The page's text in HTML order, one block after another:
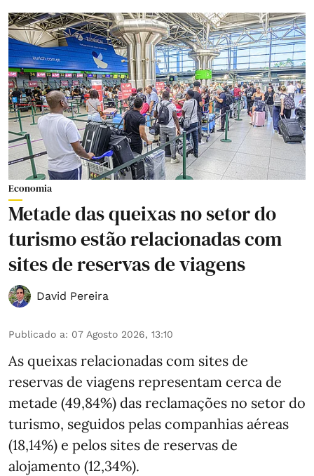
Economia
Metade das queixas no setor do
turismo estão relacionadas com
sites de reservas de viagens
David Pereira
Publicado a: 07 Agosto 2026, 13:10
As queixas relacionadas com sites de
reservas de viagens representam cerca de
metade (49,84%) das reclamações no setor do
turismo, seguidos pelas companhias aéreas
(18,14%) e pelos sites de reservas de
alojamento (12,34%).